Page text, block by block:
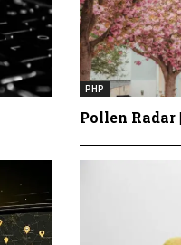
PHP
Pollen Radar